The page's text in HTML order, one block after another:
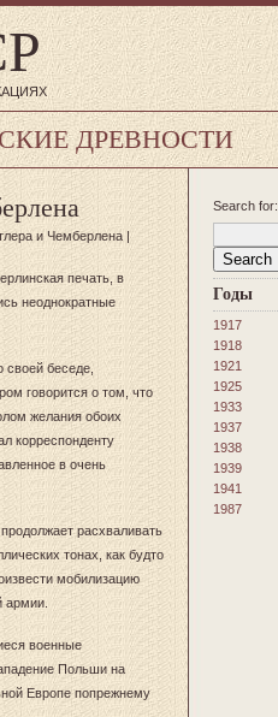
ДРЕВНОСТИ
и Чемберлена |
печать, в
неоднократные
своей беседе,
говорится о том, что
желания обоих
корреспонденту
в очень
расхваливать
тонах, как будто
мобилизацию
армии.
военные
Польши на
Европе попрежнему
Search for:
Годы
1917
1918
1921
1925
1933
1937
1938
1939
1941
1987